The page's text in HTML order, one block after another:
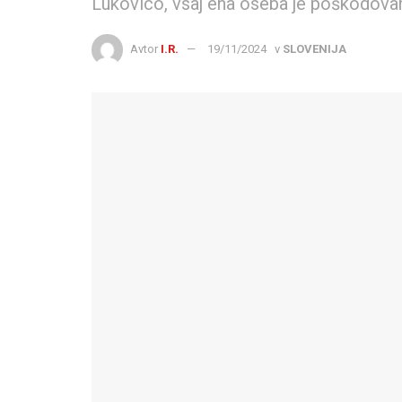
Avtor I.R. 19/11/2024 v SLOVENIJA